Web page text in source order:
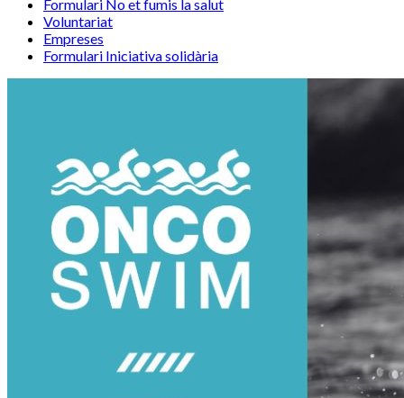
Formulari No et fumis la salut
Voluntariat
Empreses
Formulari Iniciativa solidària